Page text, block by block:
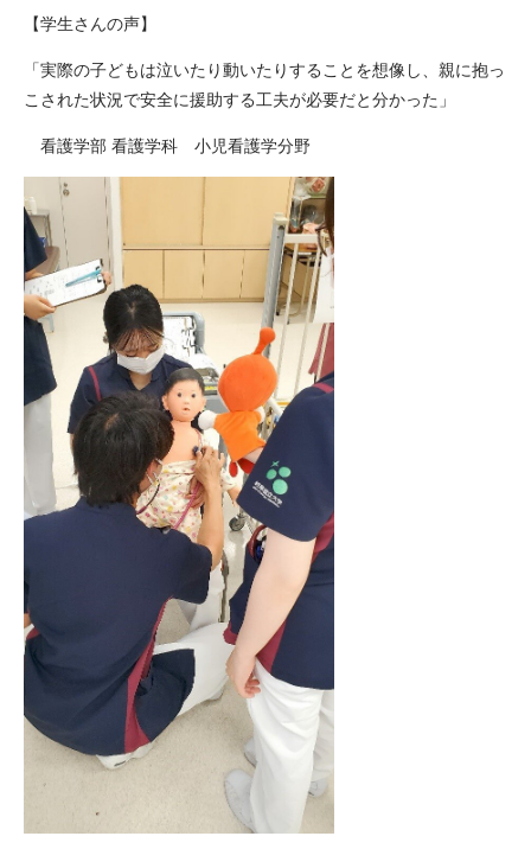
【学生さんの声】
「実際の子どもは泣いたり動いたりすることを想像し、親に抱っ
こされた状況で安全に援助する工夫が必要だと分かった」
看護学部 看護学科 小児看護学分野